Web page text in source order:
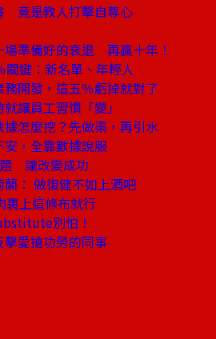
竟是教人打擊自尊心
場準備好的衰退 再贏十年！
關鍵：新名單、年輕人
開發，這五％虧掉就對了
讓員工習慣「變」
怎麼挖？先做渠，再引水
，全靠數據說服
讓改變成功
： 做復健不如上酒吧
上這條布就行
別怕！
愛搶功勞的同事